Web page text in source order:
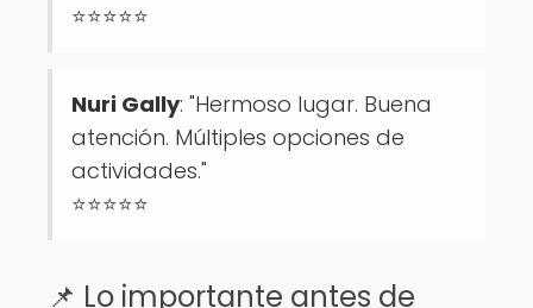
⭐⭐⭐⭐⭐
Nuri Gally: "Hermoso lugar. Buena
atención. Múltiples opciones de
actividades."
⭐⭐⭐⭐⭐
📌 Lo importante antes de